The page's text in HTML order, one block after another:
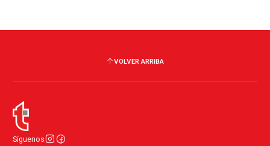
VOLVER ARRIBA
Síguenos